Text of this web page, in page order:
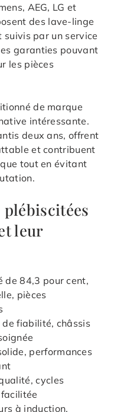
AEG, LG et
des lave-linge
par un service
garanties pouvant
les pièces
de marque
intéressante.
deux ans, offrent
et contribuent
tout en évitant
plébiscitées
leur
de 84,3 pour cent,
pièces
de fiabilité, châssis
performances
cycles
à induction,